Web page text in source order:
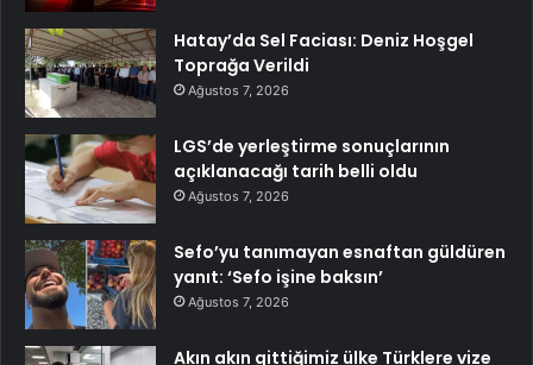
Hatay’da Sel Faciası: Deniz Hoşgel
Toprağa Verildi
Ağustos 7, 2026
LGS’de yerleştirme sonuçlarının
açıklanacağı tarih belli oldu
Ağustos 7, 2026
Sefo’yu tanımayan esnaftan güldüren
yanıt: ‘Sefo işine baksın’
Ağustos 7, 2026
Akın akın gittiğimiz ülke Türklere vize